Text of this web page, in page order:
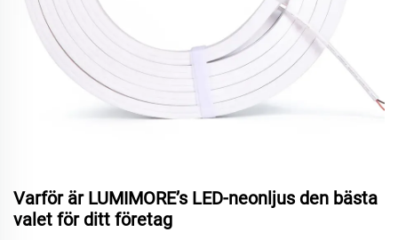
Varför är LUMIMORE’s LED-neonljus den bästa
valet för ditt företag